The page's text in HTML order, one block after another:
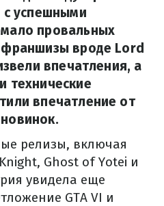
с успешными
провальных
вроде Lord
впечатления, а
технические
впечатление от
релизы, включая
Ghost of Yotei и
увидела еще
GTA VI и